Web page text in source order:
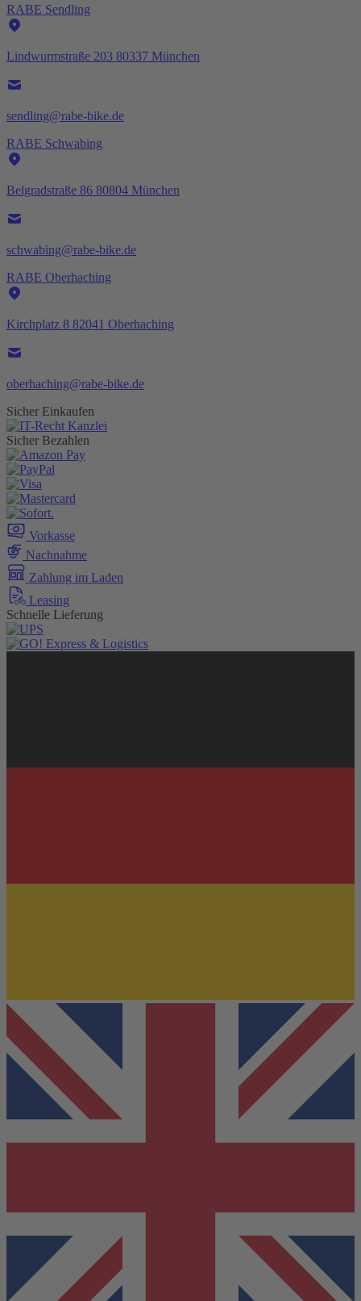
RABE Sendling
Lindwurmstraße 203 80337 München
sendling@rabe-bike.de
RABE Schwabing
Belgradstraße 86 80804 München
schwabing@rabe-bike.de
RABE Oberhaching
Kirchplatz 8 82041 Oberhaching
oberhaching@rabe-bike.de
Sicher Einkaufen
Sicher Bezahlen
Vorkasse
Nachnahme
Zahlung im Laden
Leasing
Schnelle Lieferung